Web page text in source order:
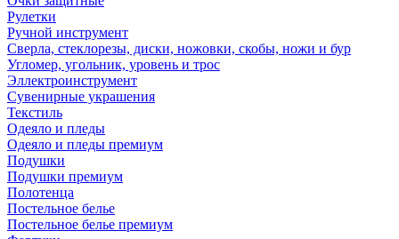
Рулетки
Ручной инструмент
Сверла, стеклорезы, диски, ножовки, скобы, ножи и бур
Угломер, угольник, уровень и трос
Эллектроинструмент
Сувенирные украшения
Текстиль
Одеяло и пледы
Одеяло и пледы премиум
Подушки
Подушки премиум
Полотенца
Постельное белье
Постельное белье премиум